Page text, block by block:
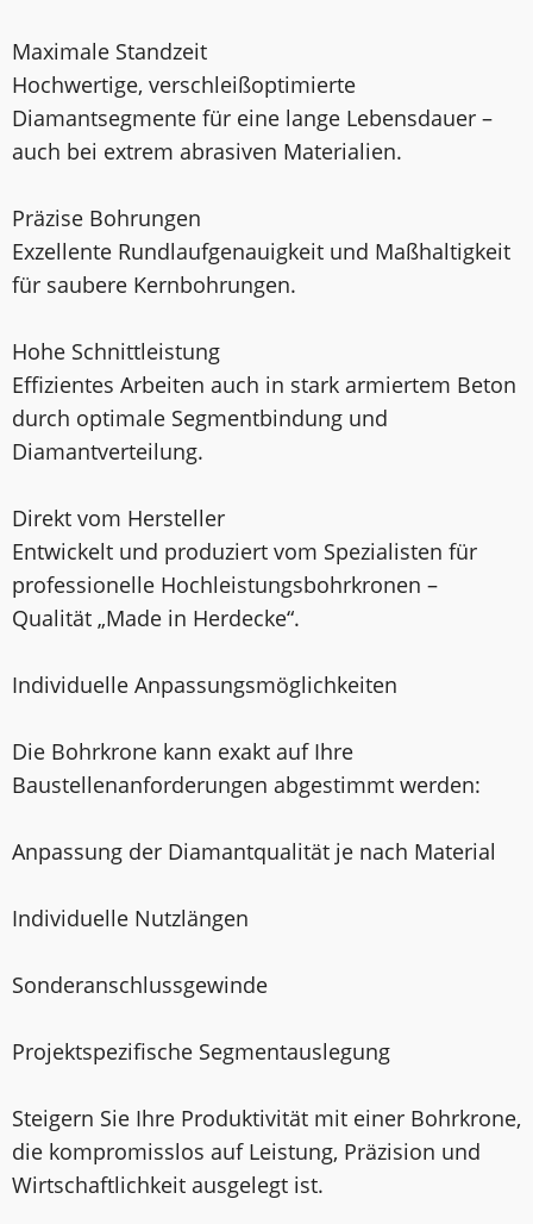
Maximale Standzeit
Hochwertige, verschleißoptimierte
Diamantsegmente für eine lange Lebensdauer –
auch bei extrem abrasiven Materialien.
Präzise Bohrungen
Exzellente Rundlaufgenauigkeit und Maßhaltigkeit
für saubere Kernbohrungen.
Hohe Schnittleistung
Effizientes Arbeiten auch in stark armiertem Beton
durch optimale Segmentbindung und
Diamantverteilung.
Direkt vom Hersteller
Entwickelt und produziert vom Spezialisten für
professionelle Hochleistungsbohrkronen –
Qualität „Made in Herdecke“.
Individuelle Anpassungsmöglichkeiten
Die Bohrkrone kann exakt auf Ihre
Baustellenanforderungen abgestimmt werden:
Anpassung der Diamantqualität je nach Material
Individuelle Nutzlängen
Sonderanschlussgewinde
Projektspezifische Segmentauslegung
Steigern Sie Ihre Produktivität mit einer Bohrkrone,
die kompromisslos auf Leistung, Präzision und
Wirtschaftlichkeit ausgelegt ist.